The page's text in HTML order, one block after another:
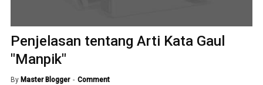
Penjelasan tentang Arti Kata Gaul
"Manpik"
By Master Blogger Comment